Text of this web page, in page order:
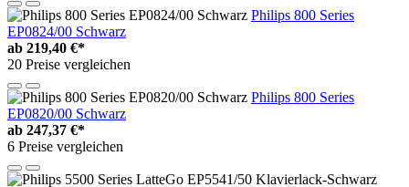
Philips 800 Series
EP0824/00 Schwarz
ab 219,40 €*
20 Preise vergleichen
Philips 800 Series
EP0820/00 Schwarz
ab 247,37 €*
6 Preise vergleichen